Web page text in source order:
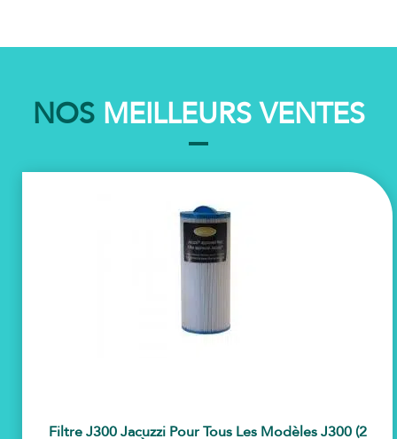
NOS MEILLEURS VENTES
Filtre J300 Jacuzzi Pour Tous Les Modèles J300 (2